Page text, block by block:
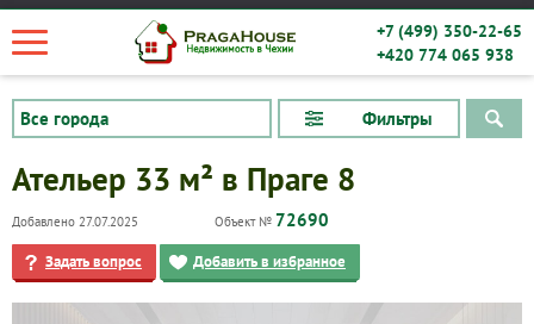
+7 (499) 350-22-65
+420 774 065 938
Фильтры
Ательер 33 м² в Праге 8
Добавлено 27.07.2025 Объект № 72690
Задать вопрос Добавить в избранное